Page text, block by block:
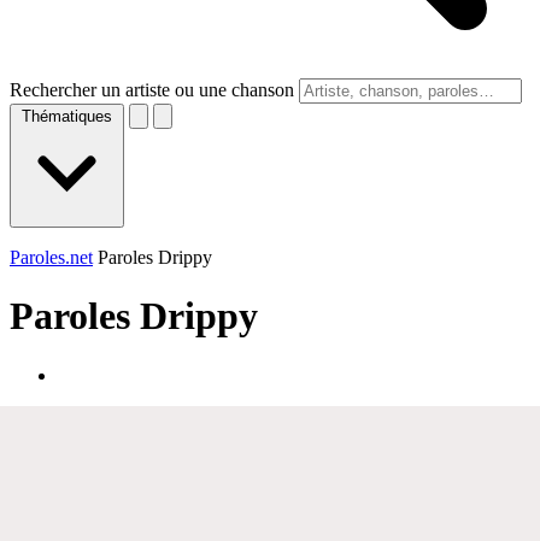
Rechercher un artiste ou une chanson
Thématiques
Paroles.net Paroles Drippy
Paroles Drippy